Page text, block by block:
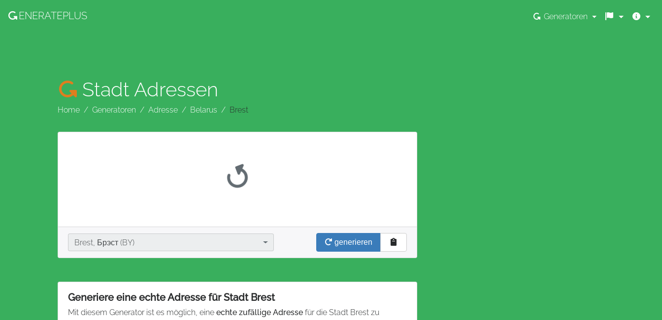
ENERATEPLUS Generatoren
Stadt Adressen
Home Generatoren Adresse Belarus Brest
Stadt
Brest, Брэст (BY)
generieren
Generiere eine echte Adresse für Stadt Brest
Mit diesem Generator ist es möglich, eine echte zufällige Adresse für die Stadt Brest zu